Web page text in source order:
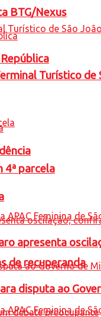
Turístico de
4ª parcela
de recuperanda
BTG/Nexus
apresenta
disputa ao